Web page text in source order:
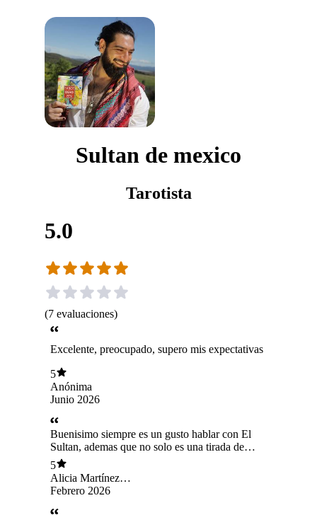
Sultan de mexico
Tarotista
5.0
(7 evaluaciones)
Excelente, preocupado, supero mis expectativas
5
Anónima
Junio 2026
Buenisimo siempre es un gusto hablar con El
Sultan, ademas que no solo es una tirada de
Tarot el conversa y te hace cambiar el chip, le
adoro gracias por los consejos.
5
Alicia Martínez
Gajardo
Febrero 2026